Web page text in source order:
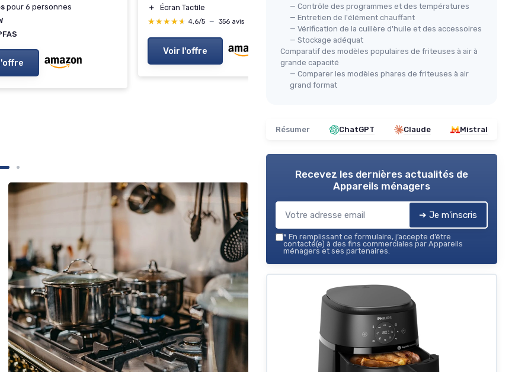
pour 6 personnes
＋
Écran Tactile
★★★★★
★★★★★ 4,6/5 — 356 avis
Voir l'offre
＋
Faciles à réaliser
＋ Images en couleur HD
★★★★★
★★★★★ 4,4/5 — 510 avis
— Contrôle des programmes et des températures
— Entretien de l'élément chauffant
— Vérification de la cuillère d'huile et des accessoires
— Stockage adéquat
Comparatif des modèles populaires de friteuses à air à
grande capacité
— Comparer les modèles phares de friteuses à air
grand format
Résumer ChatGPT Claude Mistral
Recevez les dernières actualités de
Appareils ménagers
➔ Je m'inscris
* En remplissant ce formulaire, j’accepte d’être
contacté(e) à des fins commerciales par Appareils
ménagers et ses partenaires.